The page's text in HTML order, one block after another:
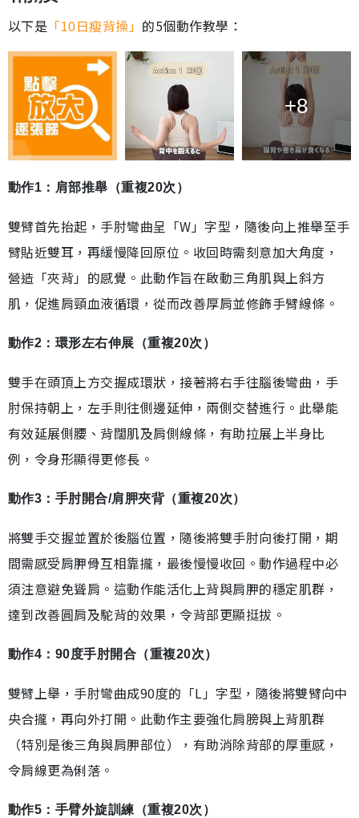
以下是 「10日瘦背操」 的5個動作教學：
+8
動作1：肩部推舉（重複20次）
雙臂首先抬起，手肘彎曲呈「W」字型，隨後向上推舉至手
臂貼近雙耳，再緩慢降回原位。收回時需刻意加大角度，
營造「夾背」的感覺。此動作旨在啟動三角肌與上斜方
肌，促進肩頸血液循環，從而改善厚肩並修飾手臂線條。
動作2：環形左右伸展（重複20次）
雙手在頭頂上方交握成環狀，接著將右手往腦後彎曲，手
肘保持朝上，左手則往側邊延伸，兩側交替進行。此舉能
有效延展側腰、背闊肌及肩側線條，有助拉展上半身比
例，令身形顯得更修長。
動作3：手肘開合/肩胛夾背（重複20次）
將雙手交握並置於後腦位置，隨後將雙手肘向後打開，期
間需感受肩胛骨互相靠攏，最後慢慢收回。動作過程中必
須注意避免聳肩。這動作能活化上背與肩胛的穩定肌群，
達到改善圓肩及駝背的效果，令背部更顯挺拔。
動作4：90度手肘開合（重複20次）
雙臂上舉，手肘彎曲成90度的「L」字型，隨後將雙臂向中
央合攏，再向外打開。此動作主要強化肩膀與上背肌群
（特別是後三角與肩胛部位），有助消除背部的厚重感，
令肩線更為俐落。
動作5：手臂外旋訓練（重複20次）